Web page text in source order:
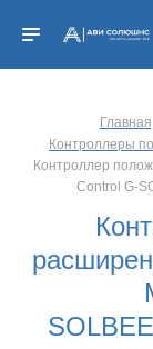
Главная
Контроллеры
Контроллер
Control G-